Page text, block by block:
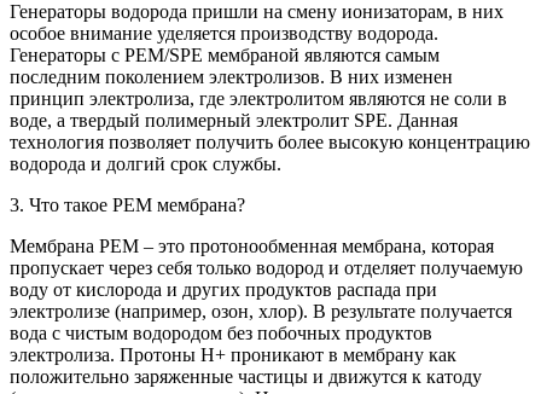
Генераторы водорода пришли на смену ионизаторам, в них
особое внимание уделяется производству водорода.
Генераторы с PEM/SPE мембраной являются самым
последним поколением электролизов. В них изменен
принцип электролиза, где электролитом являются не соли в
воде, а твердый полимерный электролит SPE. Данная
технология позволяет получить более высокую концентрацию
водорода и долгий срок службы.
3. Что такое PEM мембрана?
Мембрана PEM – это протонообменная мембрана, которая
пропускает через себя только водород и отделяет получаемую
воду от кислорода и других продуктов распада при
электролизе (например, озон, хлор). В результате получается
вода с чистым водородом без побочных продуктов
электролиза. Протоны Н+ проникают в мембрану как
положительно заряженные частицы и движутся к катоду